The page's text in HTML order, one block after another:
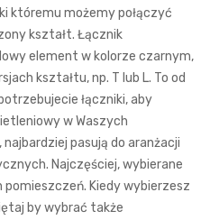
któremu możemy połączyć
kształt. Łącznik
element w kolorze czarnym,
kształtu, np. T lub L. To od
łączniki, aby
w Waszych
pasują do aranżacji
Najczęściej, wybierane
Kiedy wybierzesz
by wybrać także